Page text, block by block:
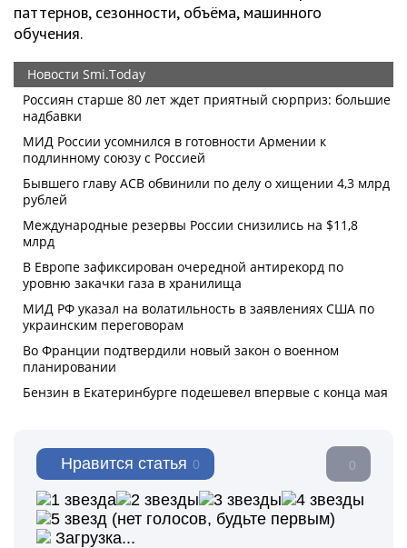
паттернов, сезонности, объёма, машинного
обучения.
Нравится статья 0 0
(нет голосов, будьте первым)
Загрузка...